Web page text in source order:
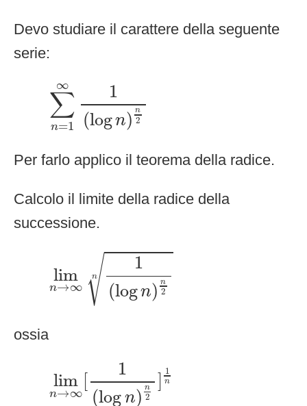
Devo studiare il carattere della seguente
serie:
∞
∑
n=1
1
(logn) n
2
∑n 1
Per farlo applico il teorema della radice.
Calcolo il limite della radice della
successione.
lim
n→∞
n
√
1
(logn) n
2
∞1(logn)n
ossia
lim
n→∞
1
(log n) n
2
1
n
1